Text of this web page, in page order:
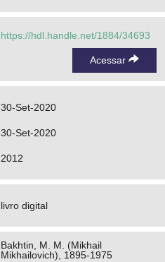
https://hdl.handle.net/1884/34693
Acessar
30-Set-2020
30-Set-2020
2012
livro digital
Bakhtin, M. M. (Mikhail
Mikhailovich), 1895-1975